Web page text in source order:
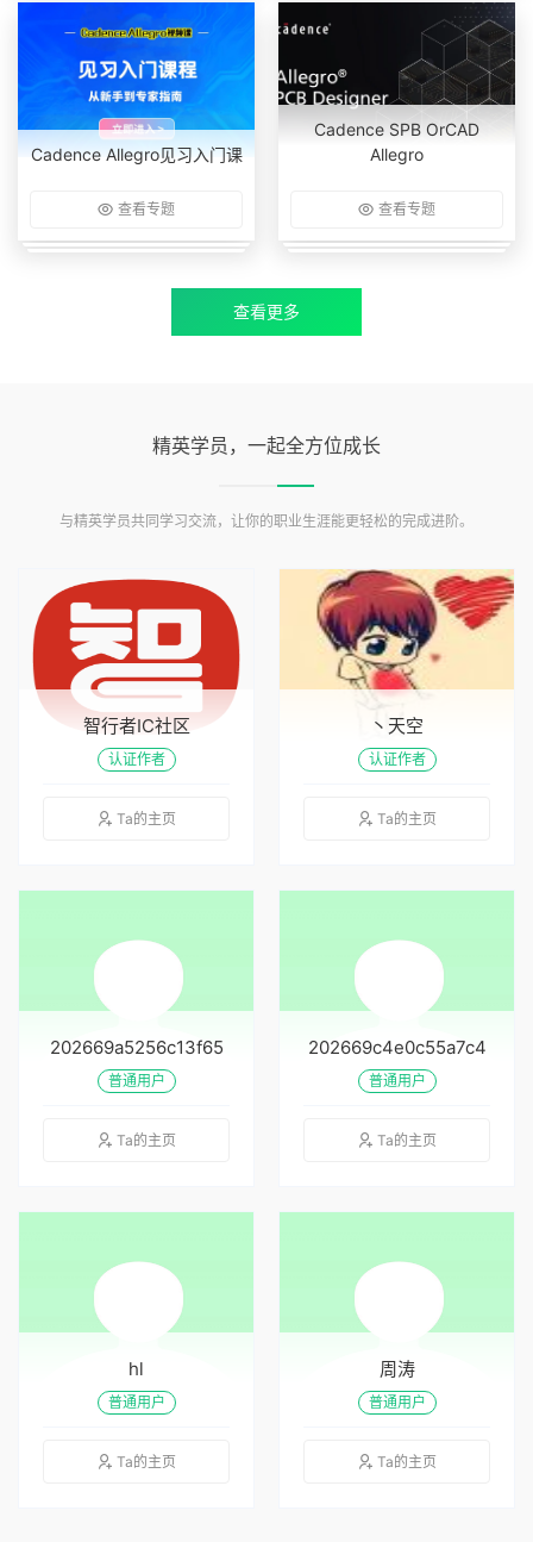
Cadence Allegro见习入门课
查看专题
Cadence SPB OrCAD
Allegro
查看专题
查看更多
精英学员，一起全方位成长
与精英学员共同学习交流，让你的职业生涯能更轻松的完成进阶。
智行者IC社区
认证作者
Ta的主页
丶天空
认证作者
Ta的主页
202669a5256c13f65
普通用户
Ta的主页
202669c4e0c55a7c4
普通用户
Ta的主页
hl
普通用户
Ta的主页
周涛
普通用户
Ta的主页